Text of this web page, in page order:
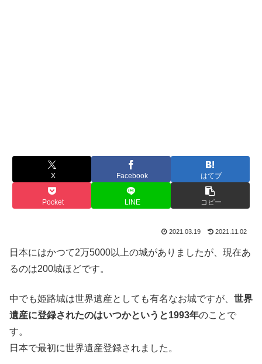
X Facebook はてブ
Pocket LINE コピー
2021.03.19 2021.11.02
日本にはかつて2万5000以上の城がありましたが、現在あ
るのは200城ほどです。
中でも姫路城は世界遺産としても有名なお城ですが、 世界
遺産に登録されたのはいつかというと1993年のことで
す。
日本で最初に世界遺産登録されました。